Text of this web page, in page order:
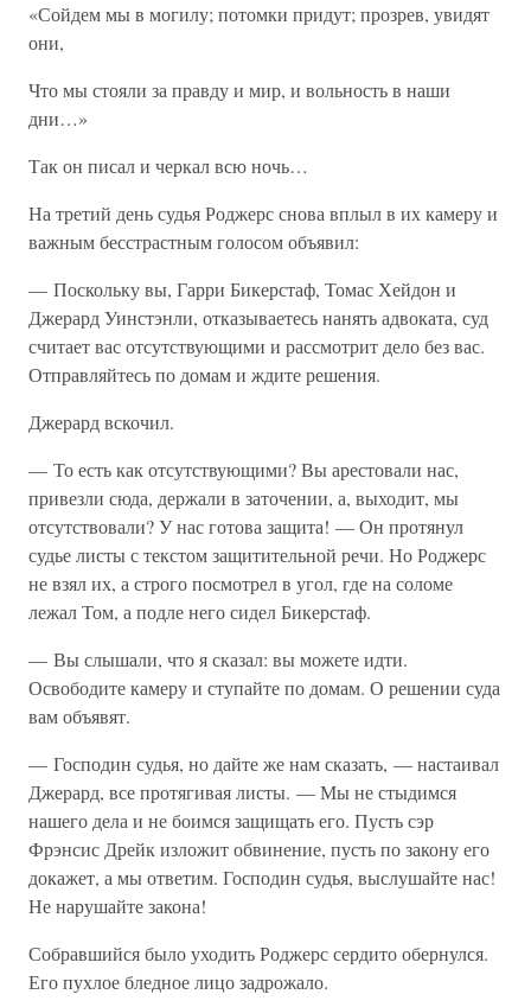
«Сойдем мы в могилу; потомки придут; прозрев, увидят
они,
Что мы стояли за правду и мир, и вольность в наши
дни…»
Так он писал и черкал всю ночь…
На третий день судья Роджерс снова вплыл в их камеру и
важным бесстрастным голосом объявил:
— Поскольку вы, Гарри Бикерстаф, Томас Хейдон и
Джерард Уинстэнли, отказываетесь нанять адвоката, суд
считает вас отсутствующими и рассмотрит дело без вас.
Отправляйтесь по домам и ждите решения.
Джерард вскочил.
— То есть как отсутствующими? Вы арестовали нас,
привезли сюда, держали в заточении, а, выходит, мы
отсутствовали? У нас готова защита! — Он протянул
судье листы с текстом защитительной речи. Но Роджерс
не взял их, а строго посмотрел в угол, где на соломе
лежал Том, а подле него сидел Бикерстаф.
— Вы слышали, что я сказал: вы можете идти.
Освободите камеру и ступайте по домам. О решении суда
вам объявят.
— Господин судья, но дайте же нам сказать, — настаивал
Джерард, все протягивая листы. — Мы не стыдимся
нашего дела и не боимся защищать его. Пусть сэр
Фрэнсис Дрейк изложит обвинение, пусть по закону его
докажет, а мы ответим. Господин судья, выслушайте нас!
Не нарушайте закона!
Собравшийся было уходить Роджерс сердито обернулся.
Его пухлое бледное лицо задрожало.